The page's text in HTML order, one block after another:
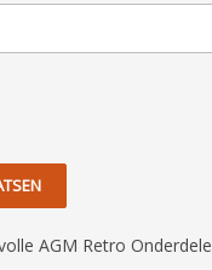
AGM Retro